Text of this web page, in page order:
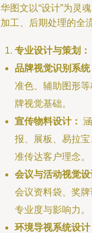
图文以“设计”为灵
工、后期处理的全
专业设计与策划：
品牌视觉识别系统
准色、辅助图形
牌视觉基础。
宣传物料设计：
报、展板、易拉
准传达客户理念。
会议与活动视觉设
会议资料袋、奖
专业度与影响力。
环境导视系统设计